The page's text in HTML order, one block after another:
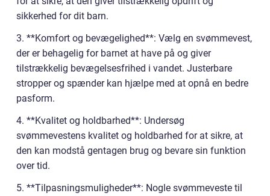
sikkerhed for dit barn.
3. **Komfort og bevægelighed**: Vælg en svømmevest,
der er behagelig for barnet at have på og giver
tilstrækkelig bevægelsesfrihed i vandet. Justerbare
stropper og spænder kan hjælpe med at opnå en bedre
pasform.
4. **Kvalitet og holdbarhed**: Undersøg
svømmevestens kvalitet og holdbarhed for at sikre, at
den kan modstå gentagen brug og bevare sin funktion
over tid.
5. **Tilpasningsmuligheder**: Nogle svømmeveste til